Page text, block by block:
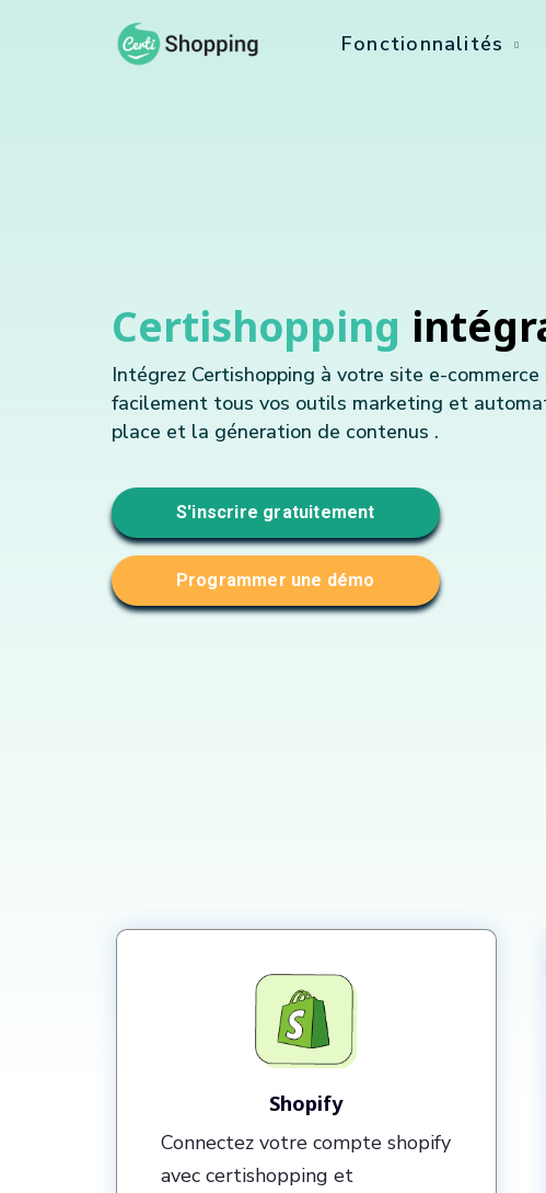
Fonctionnalités
Certishopping
Intégrez Certishopping à votre site e-
facilement tous vos outils marketing et
place et la géneration de contenus .
S'inscrire gratuitement
Programmer une démo
Shopify
Connectez votre compte shopify
avec certishopping et